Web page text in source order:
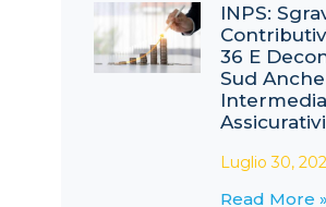
INPS:
36 E
Sud
Luglio 30,
Read More »